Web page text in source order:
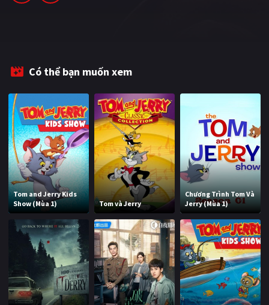
Có thể bạn muốn xem
Tom and Jerry Kids
Show (Mùa 1)
Tom và Jerry
Chương Trình Tom Và
Jerry (Mùa 1)